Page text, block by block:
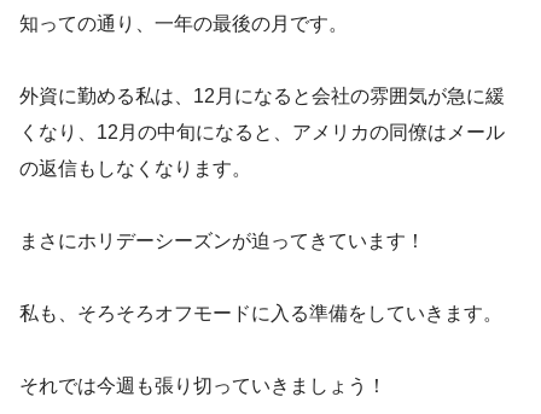
知っての通り、一年の最後の月です。
外資に勤める私は、12月になると会社の雰囲気が急に緩
くなり、12月の中旬になると、アメリカの同僚はメール
の返信もしなくなります。
まさにホリデーシーズンが迫ってきています！
私も、そろそろオフモードに入る準備をしていきます。
それでは今週も張り切っていきましょう！